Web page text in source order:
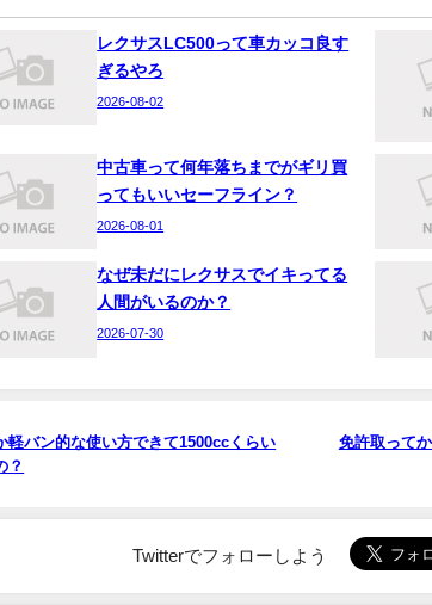
レクサスLC500って車カッコ良す
ぎるやろ
2026-08-02
中古車って何年落ちまでがギリ買
ってもいいセーフライン？
2026-08-01
なぜ未だにレクサスでイキってる
人間がいるのか？
2026-07-30
軽バン的な使い方できて1500ccくらい
？
免許取って
Twitterでフォローしよう